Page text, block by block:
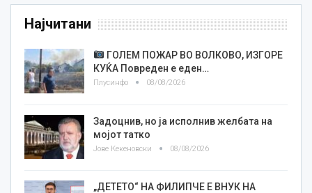
Најчитани
ГОЛЕМ ПОЖАР ВО ВОЛКОВО, ИЗГОРЕ
КУЌА Повреден е еден…
Плусинфо 08/08/2026
Задоцнив, но ја исполнив желбата на
мојот татко
Јове Кекеновски 08/08/2026
„ДЕТЕТО“ НА ФИЛИПЧЕ Е ВНУК НА